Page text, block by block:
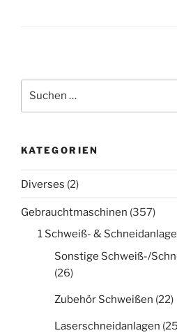
nach:
KATEGORIEN
Diverses (2)
Gebrauchtmaschinen (357)
1 Schweiß- &
Sonstige Schweiß-/
(26)
Zubehör Schweißen (22)
Laserschneidanlagen